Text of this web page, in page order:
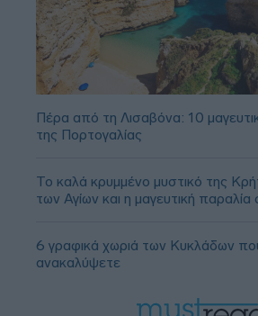
Πέρα από τη Λισαβόνα: 10
της Πορτογαλίας
Το καλά κρυμμένο μυστικό της
των Αγίων και η μαγευτική παραλία
6 γραφικά χωριά των Κυκλάδων
ανακαλύψετε